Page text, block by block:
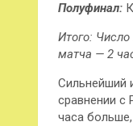
Полуфинал:
Итого:
матча — 2
Сильнейший
сравнении с
часа